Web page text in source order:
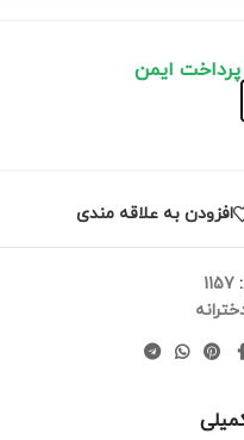
پرداخت ایمن
افزودن به علاقه مندی
1157